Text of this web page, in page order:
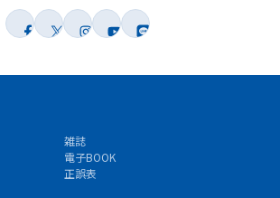
雑誌
電子BOOK
正誤表